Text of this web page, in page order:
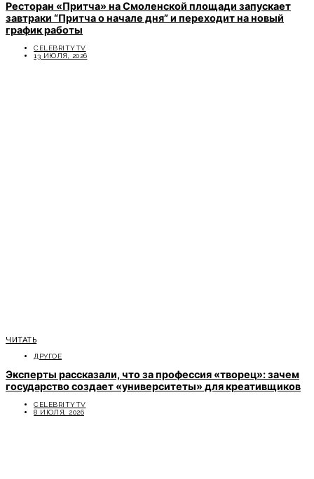
Ресторан «Притча» на Смоленской площади запускает
завтраки “Притча о начале дня” и переходит на новый
график работы
CELEBRITYTV
13 ИЮЛЯ, 2026
ЧИТАТЬ
ДРУГОЕ
Эксперты рассказали, что за профессия «творец»: зачем
государство создает «университеты» для креативщиков
CELEBRITYTV
8 ИЮЛЯ, 2026